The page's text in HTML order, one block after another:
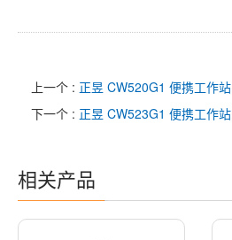
上一个 : 正昱 CW520G1 便携工作站
下一个 : 正昱 CW523G1 便携工作站
相关产品